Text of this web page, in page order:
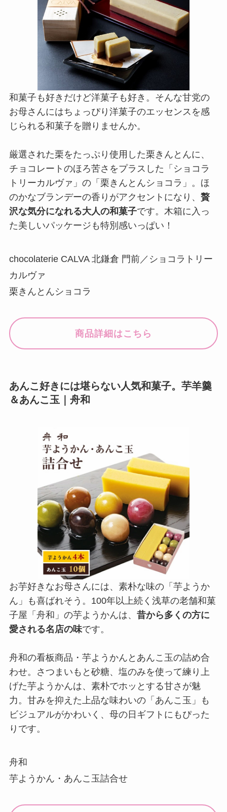
和菓子も好きだけど洋菓子も好き。そんな甘党の
お母さんにはちょっぴり洋菓子のエッセンスを感
じられる和菓子を贈りませんか。
厳選された栗をたっぷり使用した栗きんとんに、
チョコレートのほろ苦さをプラスした「ショコラ
トリーカルヴァ」の「栗きんとんショコラ」。ほ
のかなブランデーの香りがアクセントになり、 贅
沢な気分になれる大人の和菓子です。木箱に入っ
た美しいパッケージも特別感いっぱい！
chocolaterie CALVA 北鎌倉 門前／ショコラトリー
カルヴァ
栗きんとんショコラ
商品詳細はこちら
あんこ好きには堪らない人気和菓子。芋羊羹
＆あんこ玉｜舟和
お芋好きなお母さんには、素朴な味の「芋ようか
ん」も喜ばれそう。100年以上続く浅草の老舗和菓
子屋「舟和」の芋ようかんは、 昔から多くの方に
愛される名店の味です。
舟和の看板商品・芋ようかんとあんこ玉の詰め合
わせ。さつまいもと砂糖、塩のみを使って練り上
げた芋ようかんは、素朴でホッとする甘さが魅
力。甘みを抑えた上品な味わいの「あんこ玉」も
ビジュアルがかわいく、母の日ギフトにもぴった
りです。
舟和
芋ようかん・あんこ玉詰合せ